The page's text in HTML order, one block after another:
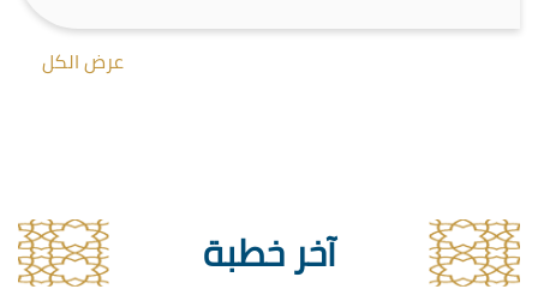
معها على أنها فرصة يجب أن تهتبل باحترافية، وتخطيط
عرض الكل
آخر خطبة